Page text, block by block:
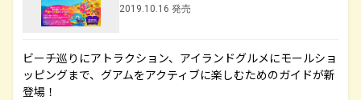
2019.10.16 発売
ビーチ巡りにアトラクション、アイランドグルメにモールショ
ッピングまで、グアムをアクティブに楽しむためのガイドが新
登場！